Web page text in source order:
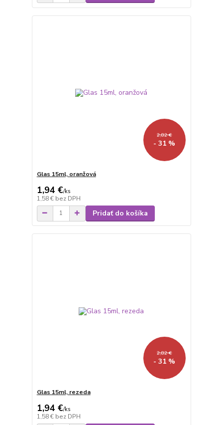
2,82 €
- 31 %
Glas 15ml, oranžová
1,94 €/ks
1,58 € bez DPH
Pridať do košíka
2,82 €
- 31 %
Glas 15ml, rezeda
1,94 €/ks
1,58 € bez DPH